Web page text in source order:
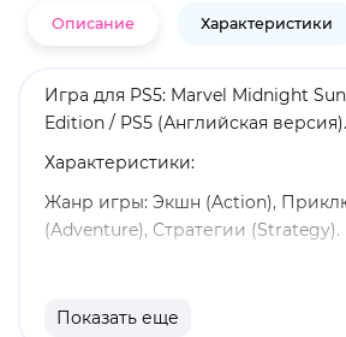
Описание Характеристики
Игра для PS5: Marvel Midnight
Edition / PS5 (Английская версия).
Характеристики:
Жанр игры: Экшн (Action),
(Adventure), Стратегии (Strategy).
Издатель: 2К.
Показать еще